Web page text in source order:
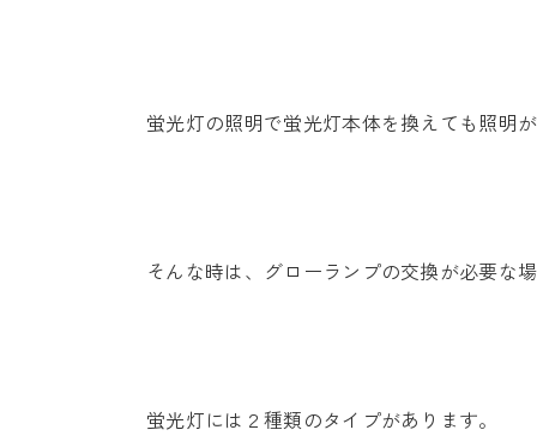
蛍光灯の照明で蛍光灯本体を換えても照明
そんな時は、グローランプの交換が必要な場
蛍光灯には２種類のタイプがあります。